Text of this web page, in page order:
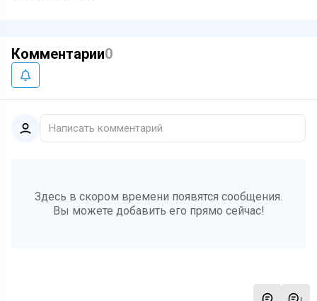
Комментарии0
Написать комментарий
Здесь в скором времени появятся сообщения.
Вы можете добавить его прямо сейчас!